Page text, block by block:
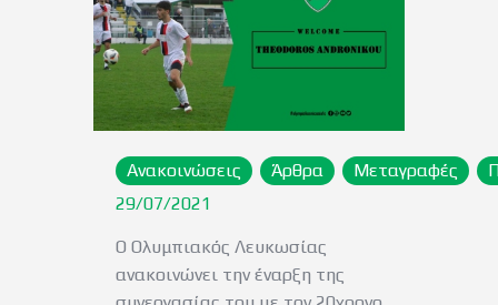
Ανακοινώσεις Άρθρα Μεταγραφές
29/07/2021
Ο Ολυμπιακός Λευκωσίας
ανακοινώνει την έναρξη της